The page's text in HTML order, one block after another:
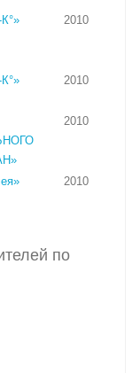
2010
2010
2010
2010
по